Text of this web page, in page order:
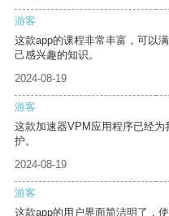
游客
这款app的课程非常丰富，可以
己感兴趣的知识。
2024-08-19
游客
这款加速器VPM应用程序已经
护。
2024-08-19
游客
这款app的用户界面简洁明了，